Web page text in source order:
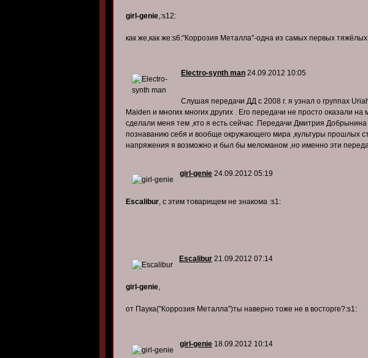
girl-genie,:s12:
как же,как же:s6:"Коррозия Металла"-одна из самых первых
Electro-synth man 24.09.2012 10:05
Слушая передачи ДД с 2008 г. я узнал о группах
Maiden и многих многих других . Его передачи не просто оказали
сделали меня тем ,кто я есть сейчас .Передачи Дмитрия Добрынина
познаванию себя и вообще окружающего мира ,культуры прошлых
напряжения я возможно и был бы меломаном ,но именно эти
girl-genie 24.09.2012 05:19
Escalibur, с этим товарищем не знакома :s1:
Escalibur 21.09.2012 07:14
girl-genie,
от Паука("Коррозия Металла")ты наверно тоже не в восторге?:s1:
girl-genie 18.09.2012 10:14